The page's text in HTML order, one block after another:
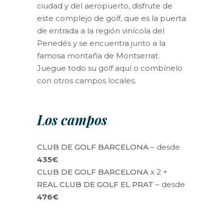
ciudad y del aeropuerto, disfrute de
este complejo de golf, que es la puerta
de entrada a la región vinícola del
Penedés y se encuentra junto a la
famosa montaña de Montserrat.
Juegue todo su golf aquí o combínelo
con otros campos locales.
Los campos
CLUB DE GOLF BARCELONA – desde
435€
CLUB DE GOLF BARCELONA x 2 +
REAL CLUB DE GOLF EL PRAT – desde
476€